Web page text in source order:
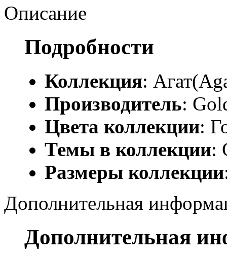
Описание
Подробности
Коллекция:
Производитель:
Цвета коллекции:
Темы в коллекции:
Размеры коллекции
Дополнительная
Дополнительная